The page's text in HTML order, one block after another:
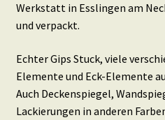
Werkstatt in Esslingen am
und verpackt.
Echter Gips Stuck, viele
Elemente und Eck-Elemente
Auch Deckenspiegel,
Lackierungen in anderen